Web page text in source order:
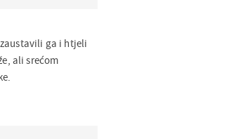
ga i htjeli
ali srećom